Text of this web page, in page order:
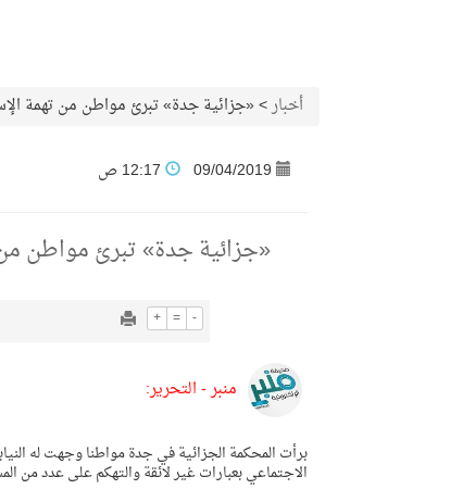
أخبار>«جزائية جدة» تبرئ مواطن من تهمة
09/04/2019
«جزائية جدة» تبرئ مواطن من
+ = -
منبر - التحرير:
برأت المحكمة الجزائية في جدة مواطنا وجهت له
الاجتماعي بعبارات غير لائقة والتهكم على عدد من